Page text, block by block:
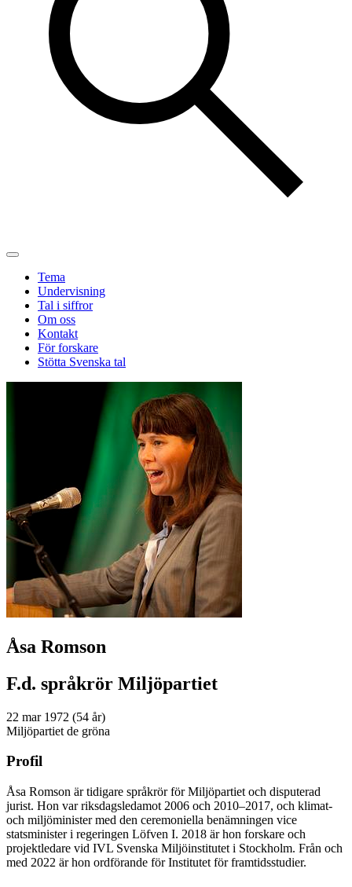
Tema
Undervisning
Tal i siffror
Om oss
Kontakt
För forskare
Stötta Svenska tal
Åsa Romson
F.d. språkrör Miljöpartiet
22 mar 1972 (54 år)
Miljöpartiet de gröna
Profil
Åsa Romson är tidigare språkrör för Miljöpartiet och disputerad
jurist. Hon var riksdagsledamot 2006 och 2010–2017, och klimat-
och miljöminister med den ceremoniella benämningen vice
statsminister i regeringen Löfven I. 2018 är hon forskare och
projektledare vid IVL Svenska Miljöinstitutet i Stockholm. Från och
med 2022 är hon ordförande för Institutet för framtidsstudier.